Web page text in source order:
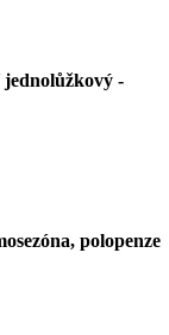
-
polopenze